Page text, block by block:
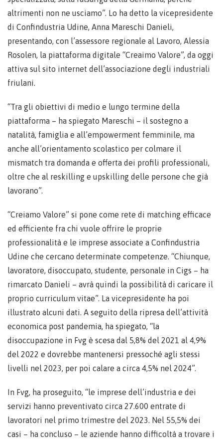
altrimenti non ne usciamo”. Lo ha detto la vicepresidente
di Confindustria Udine, Anna Mareschi Danieli,
presentando, con l’assessore regionale al Lavoro, Alessia
Rosolen, la piattaforma digitale “Creaimo Valore”, da oggi
attiva sul sito internet dell’associazione degli industriali
friulani.
“Tra gli obiettivi di medio e lungo termine della
piattaforma – ha spiegato Mareschi – il sostegno a
natalità, famiglia e all’empowerment femminile, ma
anche all’orientamento scolastico per colmare il
mismatch tra domanda e offerta dei profili professionali,
oltre che al reskilling e upskilling delle persone che già
lavorano”.
“Creiamo Valore” si pone come rete di matching efficace
ed efficiente fra chi vuole offrire le proprie
professionalità e le imprese associate a Confindustria
Udine che cercano determinate competenze. “Chiunque,
lavoratore, disoccupato, studente, personale in Cigs – ha
rimarcato Danieli – avrà quindi la possibilità di caricare il
proprio curriculum vitae”. La vicepresidente ha poi
illustrato alcuni dati. A seguito della ripresa dell’attività
economica post pandemia, ha spiegato, “la
disoccupazione in Fvg è scesa dal 5,8% del 2021 al 4,9%
del 2022 e dovrebbe mantenersi pressoché agli stessi
livelli nel 2023, per poi calare a circa 4,5% nel 2024”.
In Fvg, ha proseguito, “le imprese dell’industria e dei
servizi hanno preventivato circa 27.600 entrate di
lavoratori nel primo trimestre del 2023. Nel 55,5% dei
casi – ha concluso – le aziende hanno difficoltà a trovare i